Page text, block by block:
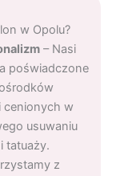
w Opolu?
– Nasi
poświadczone
cenionych w
usuwaniu
tatuaży.
z